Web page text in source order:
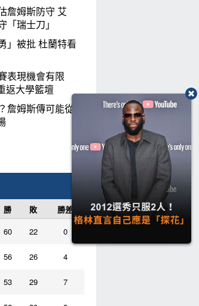
詹姆斯防守 艾
瑞士刀」
」被批 杜蘭特看
表現機會有限
返大學籃壇
姆斯傳可能從紐